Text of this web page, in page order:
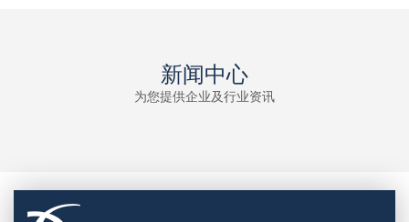
新闻中心
为您提供企业及行业资讯